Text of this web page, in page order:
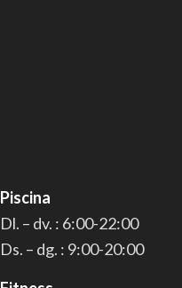
Piscina
Dl. – dv. : 6:00-22:00
Ds. – dg. : 9:00-20:00